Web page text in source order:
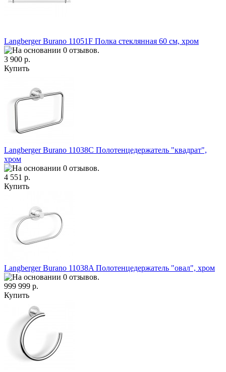
Langberger Burano 11051F Полка стеклянная 60 см, хром
3 900 р.
Купить
Langberger Burano 11038C Полотенцедержатель "квадрат",
хром
4 551 р.
Купить
Langberger Burano 11038A Полотенцедержатель "овал", хром
999 999 р.
Купить